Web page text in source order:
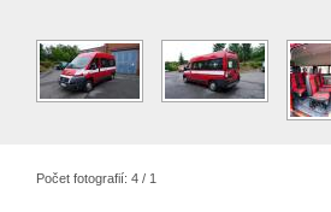
Počet fotografií: 4 / 1